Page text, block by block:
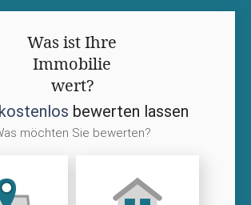
Was ist Ihre
Immobilie
wert?
kostenlos bewerten lassen
möchten Sie bewerten?